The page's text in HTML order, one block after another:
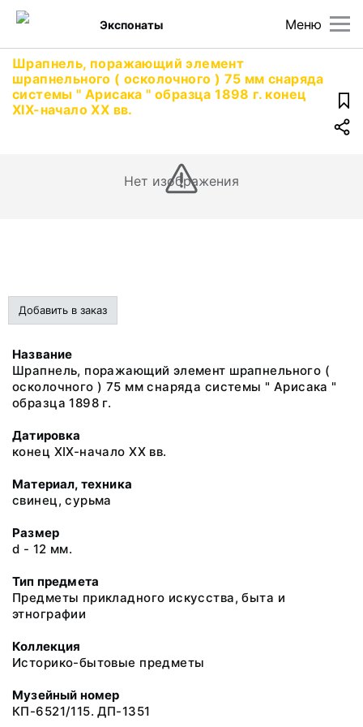
Меню
Экспонаты
Шрапнель, поражающий элемент
шрапнельного ( осколочного ) 75 мм снаряда
системы " Арисака " образца 1898 г. конец
XIX-начало XX вв.
Нет изображения
Добавить в заказ
Название
Шрапнель, поражающий элемент шрапнельного (
осколочного ) 75 мм снаряда системы " Арисака "
образца 1898 г.
Датировка
конец XIX-начало XX вв.
Материал, техника
свинец, сурьма
Размер
d - 12 мм.
Тип предмета
Предметы прикладного искусства, быта и
этнографии
Коллекция
Историко-бытовые предметы
Музейный номер
КП-6521/115. ДП-1351